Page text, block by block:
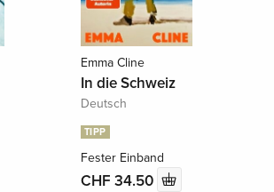
Emma Cline
In die Schweiz
Deutsch
TIPP
Fester Einband
CHF 34.50